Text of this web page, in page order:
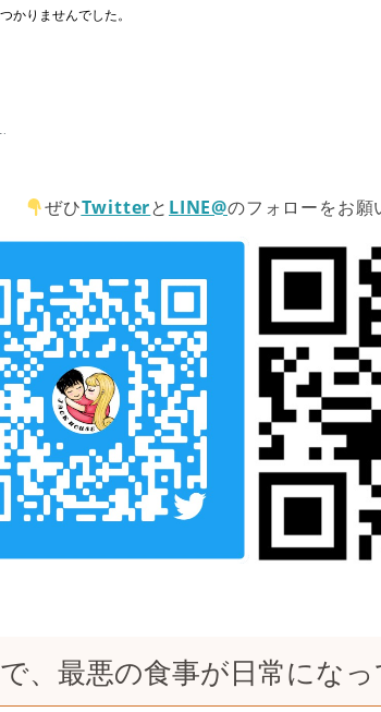
ぜひTwitterと LINE@のフォローをお
、最悪の食事が日常にな